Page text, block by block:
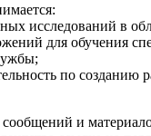
исследований в
для обучения
по созданию
и